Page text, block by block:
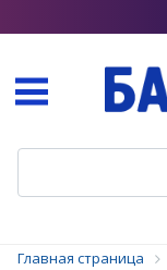
Главная страница